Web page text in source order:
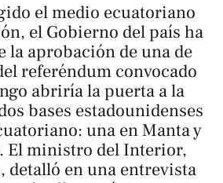
el medio ecuatoriano
, el Gobierno del país ha
la aprobación de una de
referéndum convocado
abriría la puerta a la
bases estadounidenses
una en Manta y
El ministro del Interior,
detalló en una entrevista